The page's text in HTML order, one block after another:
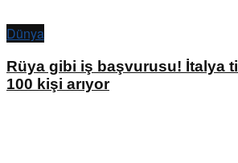
Dünya
Rüya gibi iş başvurusu! İtalya
100 kişi arıyor